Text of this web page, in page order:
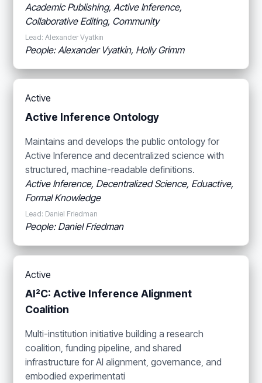
Academic Publishing, Active Inference,
Collaborative Editing, Community
Lead: Alexander Vyatkin
People: Alexander Vyatkin, Holly Grimm
Active
Active Inference Ontology
Maintains and develops the public ontology for
Active Inference and decentralized science with
structured, machine-readable definitions.
Active Inference, Decentralized Science, Eduactive,
Formal Knowledge
Lead: Daniel Friedman
People: Daniel Friedman
Active
AI²C: Active Inference Alignment
Coalition
Multi-institution initiative building a research
coalition, funding pipeline, and shared
infrastructure for AI alignment, governance, and
embodied experimentati